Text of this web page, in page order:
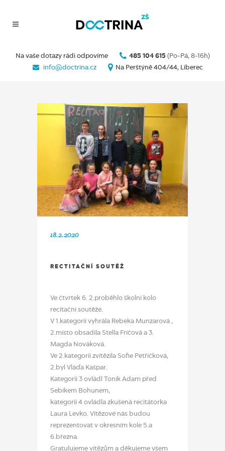
Na vaše dotazy rádi odpovíme 485 104 615 (Po-Pá, 8-16h)
info@doctrina.cz
Na Perštýně 404/44, Liberec
18.2.2020
RECTITAČNÍ SOUTĚŽ
Ve čtvrtek 6. 2.proběhlo školní kolo
recitační soutěže.
V 1.kategorii vyhrála Rebeka Munzarová ,
2.místo obsadila Stella Fričová a 3.
Magda Nováková.
Ve 2.kategorii zvítězila Sofie Petříčková,
2.byl Vláďa Kašpar.
Kategorii 3 ovládl Toník Adam před
Sebíkem Bohunem,
kategorii 4 ovládla zkušená recitátorka
Laura Levko. Vítězové nás budou
reprezentovat v okresním kole 5.a
6.března.
Gratulujeme vítězům a děkujeme všem